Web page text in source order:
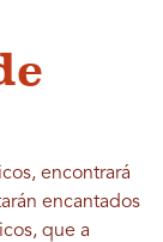
encontrará
encantados
que a